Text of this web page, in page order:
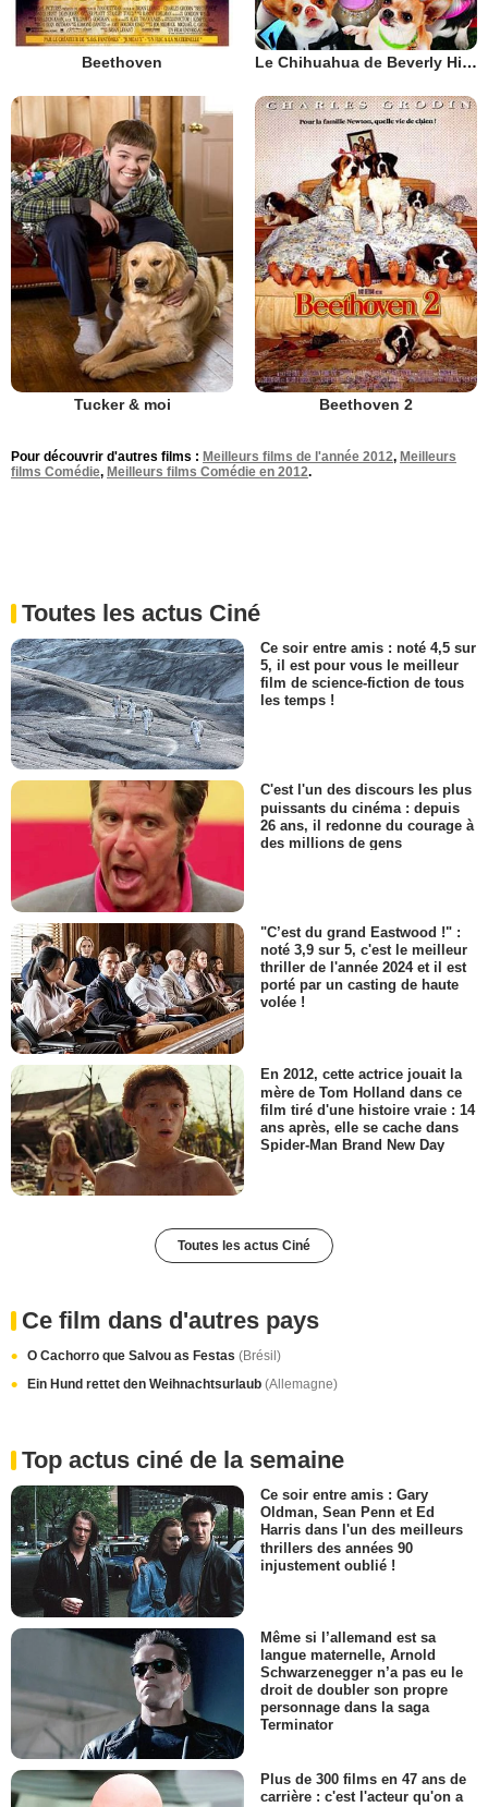
Beethoven Le Chihuahua de Beverly Hills 3 : Viva La Fiesta !
Tucker & moi Beethoven 2
Pour découvrir d'autres films : Meilleurs films de l'année 2012, Meilleurs
films Comédie, Meilleurs films Comédie en 2012.
Toutes les actus Ciné
Ce soir entre amis : noté 4,5 sur
5, il est pour vous le meilleur
film de science-fiction de tous
les temps !
C'est l'un des discours les plus
puissants du cinéma : depuis
26 ans, il redonne du courage à
des millions de gens
"C’est du grand Eastwood !" :
noté 3,9 sur 5, c'est le meilleur
thriller de l'année 2024 et il est
porté par un casting de haute
volée !
En 2012, cette actrice jouait la
mère de Tom Holland dans ce
film tiré d'une histoire vraie : 14
ans après, elle se cache dans
Spider-Man Brand New Day
Toutes les actus Ciné
Ce film dans d'autres pays
O Cachorro que Salvou as Festas (Brésil)
Ein Hund rettet den Weihnachtsurlaub (Allemagne)
Top actus ciné de la semaine
Ce soir entre amis : Gary
Oldman, Sean Penn et Ed
Harris dans l'un des meilleurs
thrillers des années 90
injustement oublié !
Même si l’allemand est sa
langue maternelle, Arnold
Schwarzenegger n’a pas eu le
droit de doubler son propre
personnage dans la saga
Terminator
Plus de 300 films en 47 ans de
carrière : c'est l'acteur qu'on a